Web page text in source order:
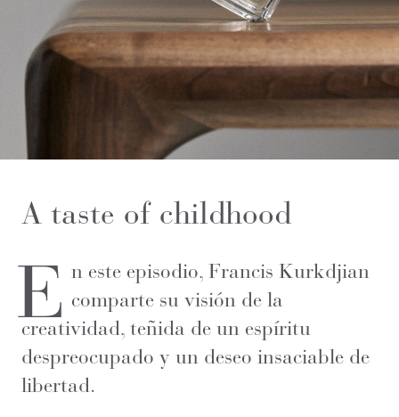
A taste of childhood
E n este episodio, Francis Kurkdjian
comparte su visión de la
creatividad, teñida de un espíritu
despreocupado y un deseo insaciable de
libertad.